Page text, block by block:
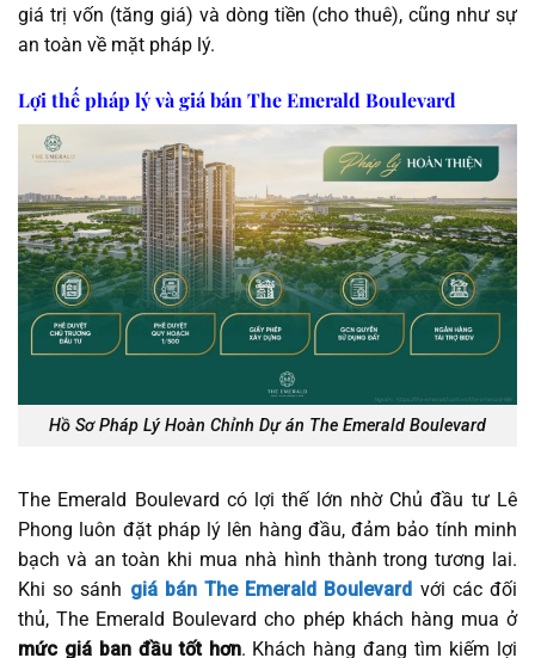
giá trị vốn (tăng giá) và dòng tiền (cho thuê), cũng như sự
an toàn về mặt pháp lý.
Lợi thế pháp lý và giá bán The Emerald Boulevard
Hồ Sơ Pháp Lý Hoàn Chỉnh Dự án The Emerald Boulevard
The Emerald Boulevard có lợi thế lớn nhờ Chủ đầu tư Lê
Phong luôn đặt pháp lý lên hàng đầu, đảm bảo tính minh
bạch và an toàn khi mua nhà hình thành trong tương lai.
Khi so sánh giá bán The Emerald Boulevard với các đối
thủ, The Emerald Boulevard cho phép khách hàng mua ở
mức giá ban đầu tốt hơn. Khách hàng đang tìm kiếm lợi